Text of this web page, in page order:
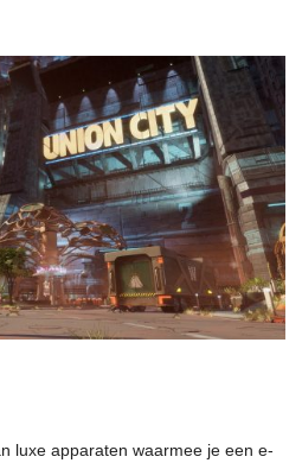
luxe apparaten waarmee je een e-